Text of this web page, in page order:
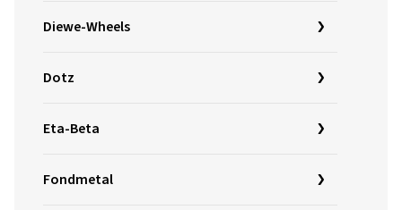
Diewe-Wheels
Dotz
Eta-Beta
Fondmetal